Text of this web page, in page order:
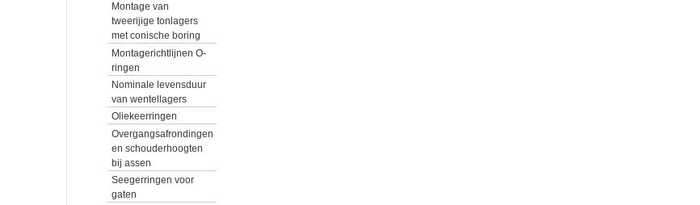
Montage van
tweerijige tonlagers
met conische boring
Montagerichtlijnen O-
ringen
Nominale levensduur
van wentellagers
Oliekeerringen
Overgangsafrondingen
en schouderhoogten
bij assen
Seegerringen voor
gaten